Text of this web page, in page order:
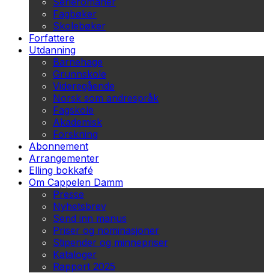
Fagbøker
Skolebøker
Forfattere
Utdanning
Barnehage
Grunnskole
Videregående
Norsk som andrespråk
Fagskole
Akademisk
Forskning
Abonnement
Arrangementer
Elling bokkafé
Om Cappelen Damm
Presse
Nyhetsbrev
Send inn manus
Priser og nominasjoner
Stipender og minnepriser
Kataloger
Rapport 2025